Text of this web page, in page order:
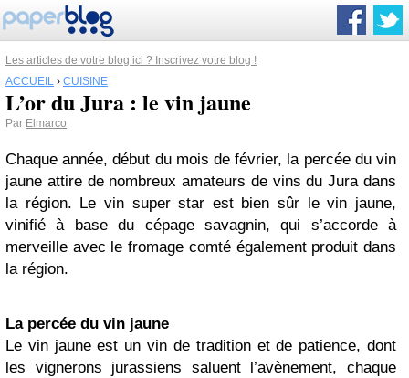
Les articles de votre blog ici ? Inscrivez votre blog !
ACCUEIL › CUISINE
L’or du Jura : le vin jaune
Par Elmarco
Chaque année, début du mois de février, la percée du vin
jaune attire de nombreux amateurs de vins du Jura dans
la région. Le vin super star est bien sûr le vin jaune,
vinifié à base du cépage savagnin, qui s’accorde à
merveille avec le fromage comté également produit dans
la région.
La percée du vin jaune
Le vin jaune est un vin de tradition et de patience, dont
les vignerons jurassiens saluent l’avènement, chaque